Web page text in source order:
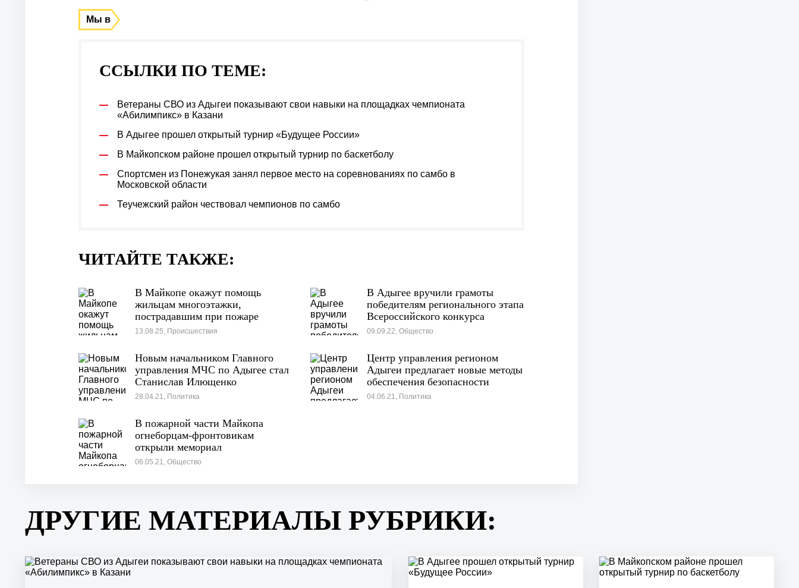
Мы в
ССЫЛКИ ПО ТЕМЕ:
Ветераны СВО из Адыгеи показывают свои навыки на площадках чемпионата
«Абилимпикс» в Казани
В Адыгее прошел открытый турнир «Будущее России»
В Майкопском районе прошел открытый турнир по баскетболу
Спортсмен из Понежукая занял первое место на соревнованиях по самбо в
Московской области
Теучежский район чествовал чемпионов по самбо
ЧИТАЙТЕ ТАКЖЕ:
В Майкопе окажут помощь
жильцам многоэтажки,
пострадавшим при пожаре
13.08.25, Происшествия
В Адыгее вручили грамоты
победителям регионального этапа
Всероссийского конкурса
«Лучший дом
09.09.22, Общество
Новым начальником Главного
управления МЧС по Адыгее стал
Станислав Илющенко
28.04.21, Политика
Центр управления регионом
Адыгеи предлагает новые методы
обеспечения безопасности
туристов
04.06.21, Политика
В пожарной части Майкопа
огнеборцам-фронтовикам
открыли мемориал
06.05.21, Общество
ДРУГИЕ МАТЕРИАЛЫ РУБРИКИ: